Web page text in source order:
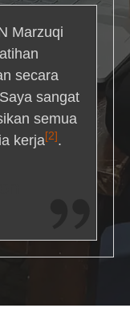
Marzuqi
secara
sangat
semua
kerja[2] .